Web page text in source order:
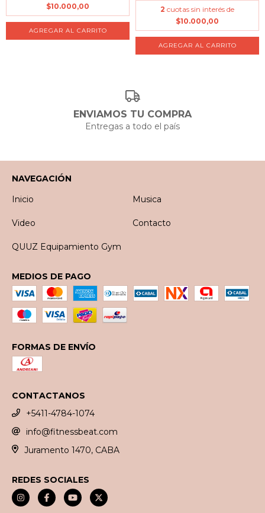
$10.000,00
2 cuotas sin interés de
$10.000,00
ENVIAMOS TU COMPRA
Entregas a todo el país
NAVEGACIÓN
Inicio
Musica
Video Contacto
QUUZ Equipamiento Gym
MEDIOS DE PAGO
FORMAS DE ENVÍO
CONTACTANOS
+5411-4784-1074
info@fitnessbeat.com
Juramento 1470, CABA
REDES SOCIALES